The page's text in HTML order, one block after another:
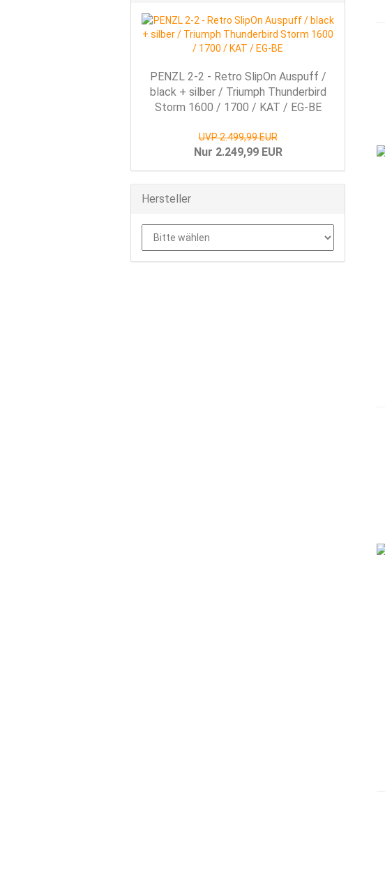
PENZL 2-2 - Retro SlipOn Auspuff /
black + silber / Triumph Thunderbird
Storm 1600 / 1700 / KAT / EG-BE
UVP 2.499,99 EUR
Nur 2.249,99 EUR
Hersteller